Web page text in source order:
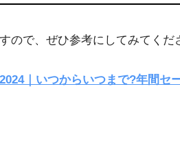
ので、ぜひ参考にしてみてくだ
｜いつからいつまで?年間セ